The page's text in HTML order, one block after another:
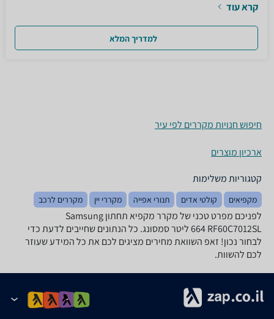
קרא עוד
למדריך המלא
חיפוש חנויות מקררים לפי עיר
ארכיון מוצרים
קטגוריות משלימות
מקפיאים קולטי אדים תנורי אפייה מקררי יין מקררים לרכב
לפניכם מפרט טכני של מקרר ‏מקפיא תחתון Samsung
RF60C7012SL ‏664 ‏ליטר סמסונג. כל הנתונים שחייבים לדעת כדי
לבחור נכון! זאפ השוואת מחירים מציגים לכם את כל המידע שעוזר
לכם להשוות.